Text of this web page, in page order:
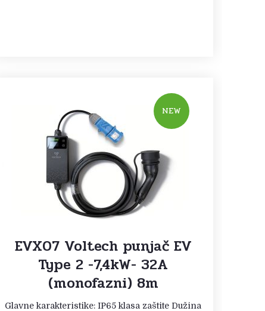
NEW
EVX07 Voltech punjač EV
Type 2 -7,4kW- 32A
(monofazni) 8m
Glavne karakteristike: IP65 klasa zaštite Dužina